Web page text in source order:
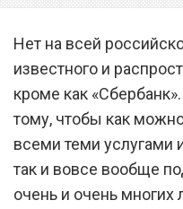
карт «Мир»
Нет на всей
известного и
кроме как
тому, чтобы как
всеми теми услугами
так и вовсе вообще
очень и очень